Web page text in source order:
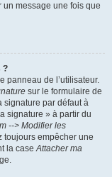
message une fois que
?
panneau de l’utilisateur.
sur le formulaire de
signature par défaut à
signature » à partir du
--> Modifier les
toujours empêcher une
la caseAttacher ma